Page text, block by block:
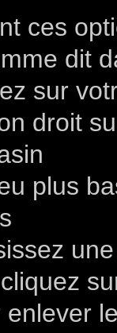
ces
dit
sur
droit
plus
enlever